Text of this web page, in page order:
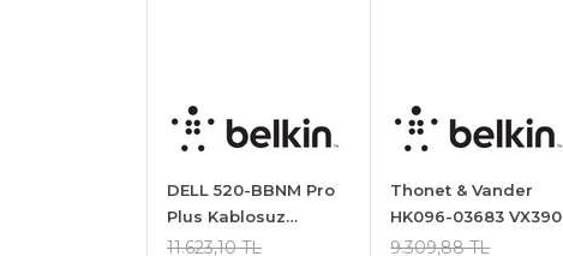
DELL 520-BBNM Pro
Plus Kablosuz
Mikrofonlu Kulaklık -
11.623,10 TL
Thonet & Vander
HK096-03683 VX390
Yayıncı Mikrofon Seti
9.309,88 TL